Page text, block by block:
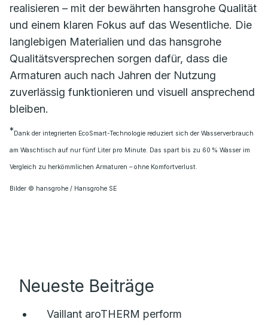
realisieren – mit der bewährten hansgrohe Qualität
und einem klaren Fokus auf das Wesentliche. Die
langlebigen Materialien und das hansgrohe
Qualitätsversprechen sorgen dafür, dass die
Armaturen auch nach Jahren der Nutzung
zuverlässig funktionieren und visuell ansprechend
bleiben.
*Dank der integrierten EcoSmart-Technologie reduziert sich der Wasserverbrauch
am Waschtisch auf nur fünf Liter pro Minute. Das spart bis zu 60 % Wasser im
Vergleich zu herkömmlichen Armaturen – ohne Komfortverlust.
Bilder © hansgrohe / Hansgrohe SE
Neueste Beiträge
Vaillant aroTHERM perform